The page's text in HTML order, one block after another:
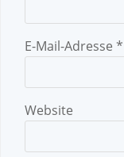
E-Mail-Adresse *
Website